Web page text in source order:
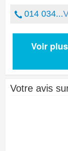
014 034...
Voir
Votre avis